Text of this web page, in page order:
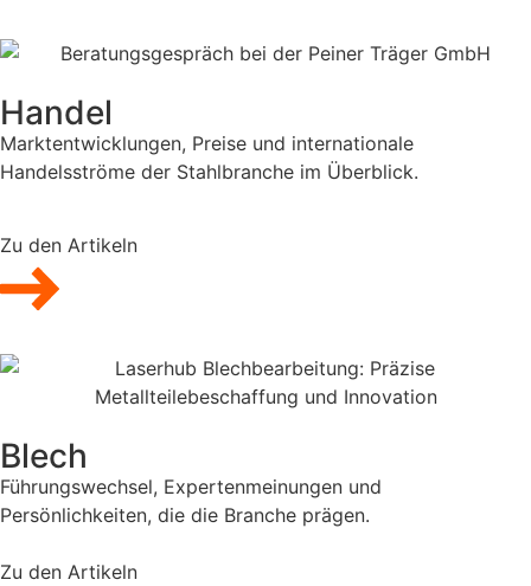
Handel
Marktentwicklungen, Preise und internationale
Handelsströme der Stahlbranche im Überblick.
Zu den Artikeln
Blech
Führungswechsel, Expertenmeinungen und
Persönlichkeiten, die die Branche prägen.
Zu den Artikeln